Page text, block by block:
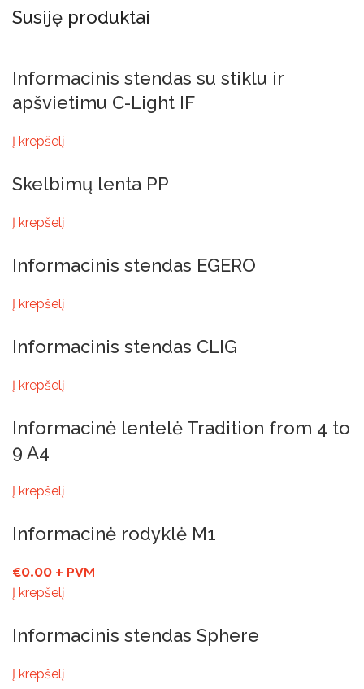
Susiję produktai
Informacinis stendas su stiklu ir
apšvietimu C-Light IF
Į krepšelį
Skelbimų lenta PP
Į krepšelį
Informacinis stendas EGERO
Į krepšelį
Informacinis stendas CLIG
Į krepšelį
Informacinė lentelė Tradition from 4 to
9 A4
Į krepšelį
Informacinė rodyklė M1
€0.00 + PVM
Į krepšelį
Informacinis stendas Sphere
Į krepšelį